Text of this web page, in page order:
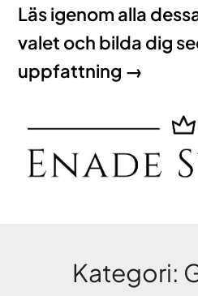
Läs igenom alla
valet och bilda dig
uppfattning →
Kategori: